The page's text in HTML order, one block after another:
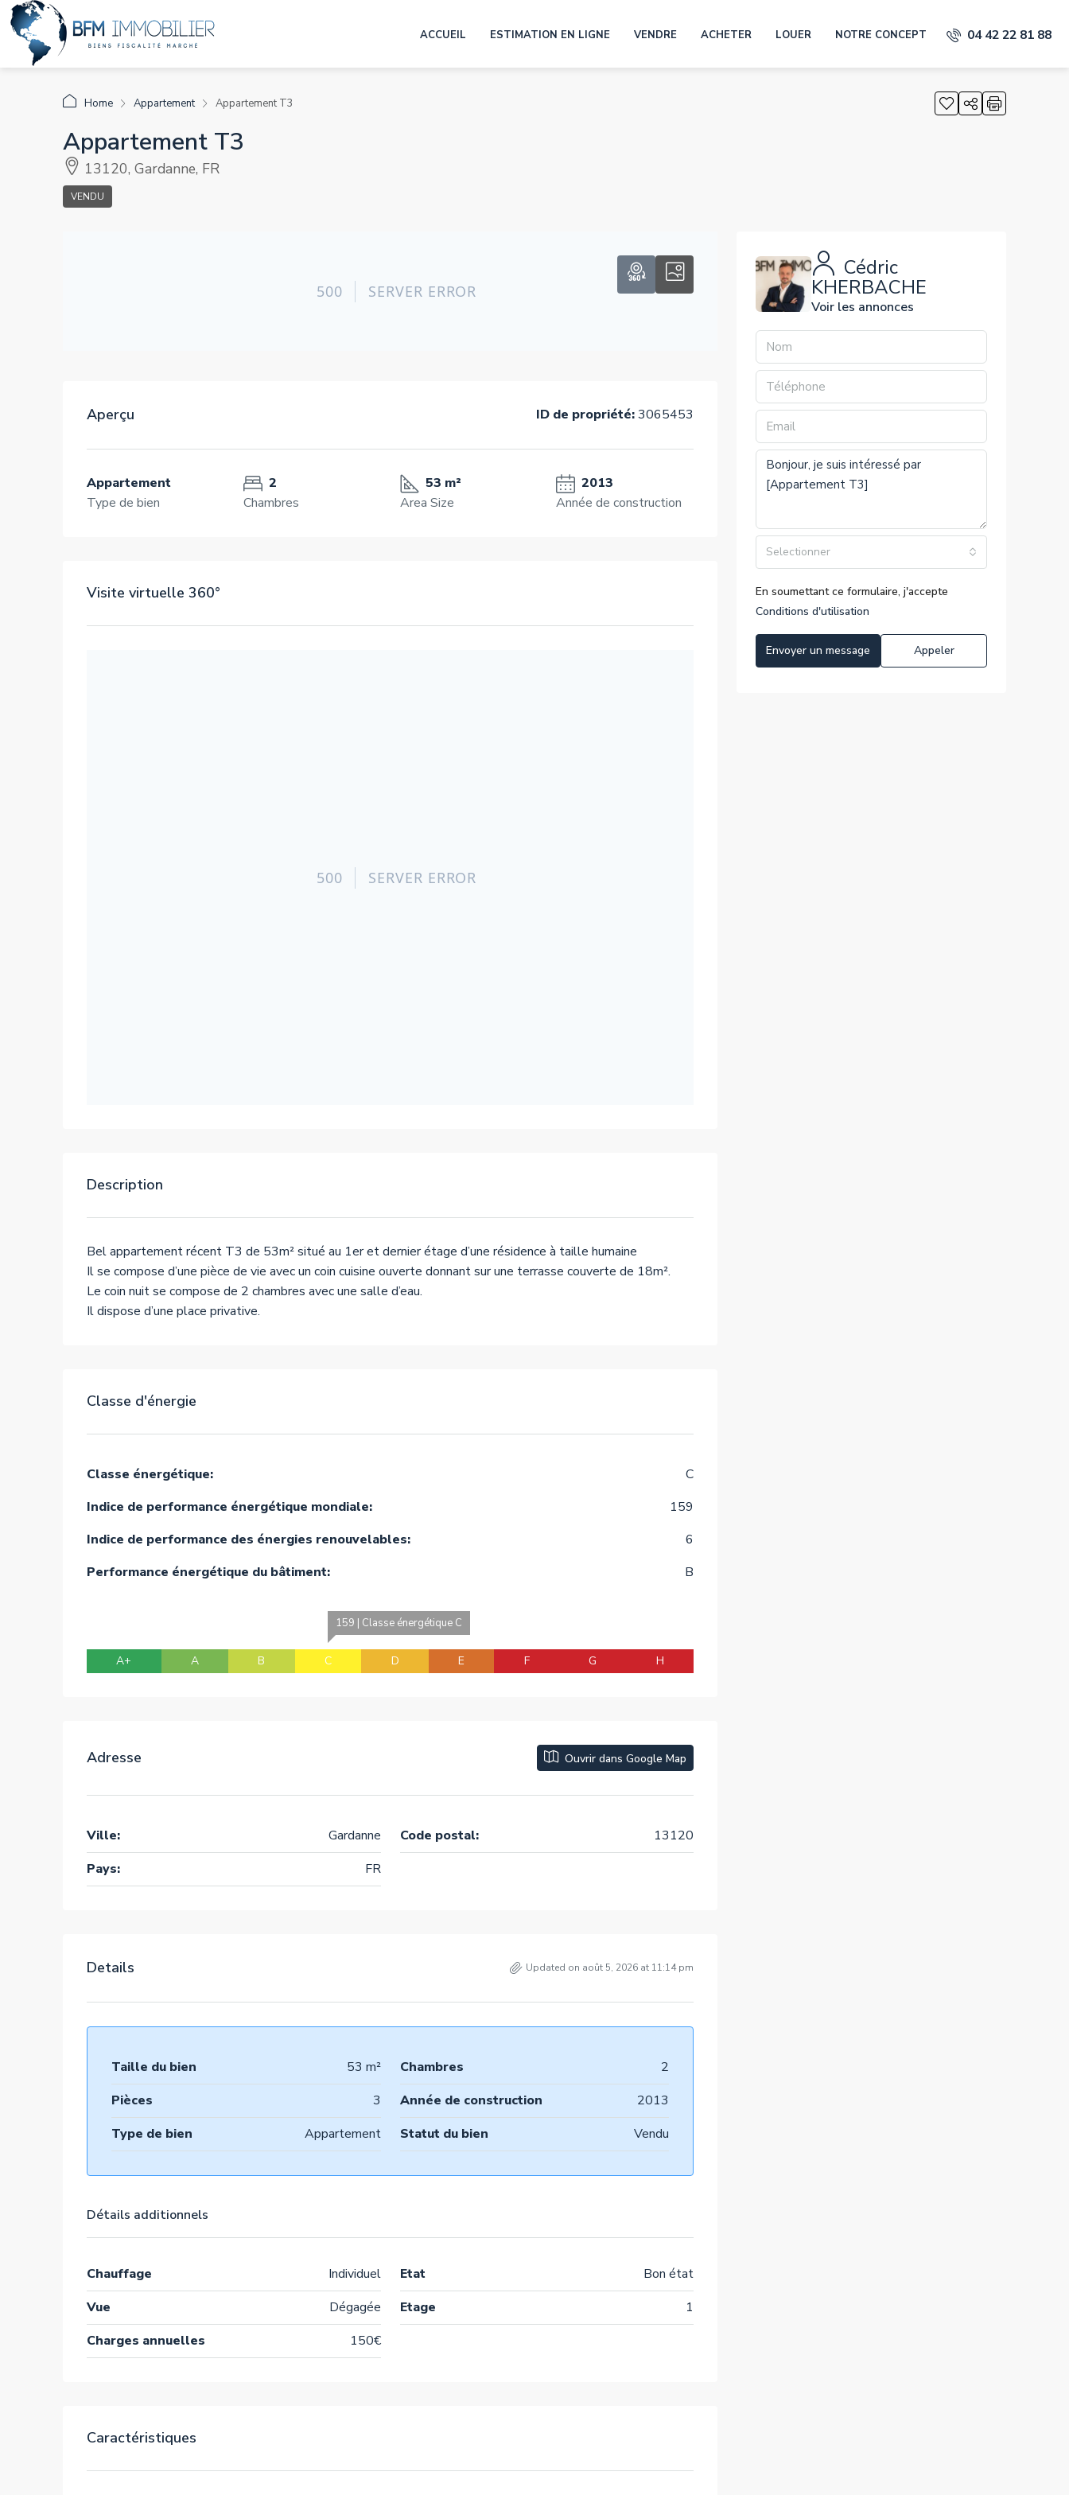
ACCUEIL ESTIMATION EN LIGNE VENDRE ACHETER LOUER NOTRE CONCEPT 04 42 22 81 88
Home Appartement Appartement T3
Appartement T3
13120, Gardanne, FR
VENDU
Aperçu ID de propriété:3065453
Appartement
Type de bien
2
Chambres
53 m²
Area Size
2013
Année de construction
Visite virtuelle 360°
Description
Bel appartement récent T3 de 53m² situé au 1er et dernier étage d’une résidence à taille humaine
Il se compose d’une pièce de vie avec un coin cuisine ouverte donnant sur une terrasse couverte de 18m².
Le coin nuit se compose de 2 chambres avec une salle d’eau.
Il dispose d’une place privative.
Classe d'énergie
Classe énergétique:
C
Indice de performance énergétique mondiale:
159
Indice de performance des énergies renouvelables:
6
Performance énergétique du bâtiment:
B
A+ A B
159 | Classe énergétique C
C D E F G H
Adresse Ouvrir dans Google Map
Ville: Gardanne Code postal:
13120
Pays:
FR
Details Updated on août 5, 2026 at 11:14 pm
Taille du bien 53 m² Chambres
2
Pièces
3 Année de construction
2013
Type de bien
Appartement Statut du bien Vendu
Détails additionnels
Chauffage Individuel Etat
Bon état
Vue
Dégagée Etage
1
Charges annuelles
150€
Caractéristiques
Cédric
KHERBACHE
Voir les annonces
Selectionner
En soumettant ce formulaire, j'accepte
Conditions d'utilisation
Envoyer un message Appeler